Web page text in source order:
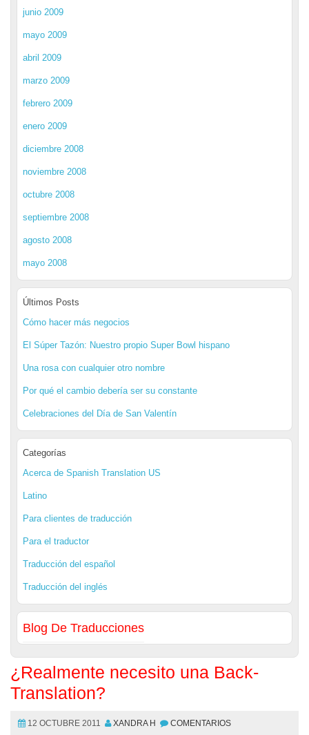
junio 2009
mayo 2009
abril 2009
marzo 2009
febrero 2009
enero 2009
diciembre 2008
noviembre 2008
octubre 2008
septiembre 2008
agosto 2008
mayo 2008
Últimos Posts
Cómo hacer más negocios
El Súper Tazón: Nuestro propio Super Bowl hispano
Una rosa con cualquier otro nombre
Por qué el cambio debería ser su constante
Celebraciones del Día de San Valentín
Categorías
Acerca de Spanish Translation US
Latino
Para clientes de traducción
Para el traductor
Traducción del español
Traducción del inglés
Blog De Traducciones
¿Realmente necesito una Back-
Translation?
12 OCTUBRE 2011 XANDRA H
COMENTARIOS